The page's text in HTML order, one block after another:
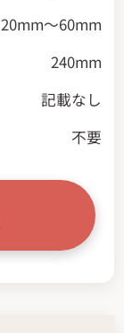
20mm～60mm
240mm
記載なし
不要